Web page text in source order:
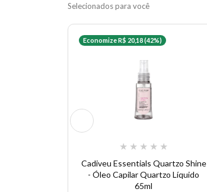
Selecionados para você
Economize R$ 20,18 (42%)
★ ★ ★ ★ ★
Cadiveu Essentials Quartzo Shine
- Óleo Capilar Quartzo Líquido
65ml